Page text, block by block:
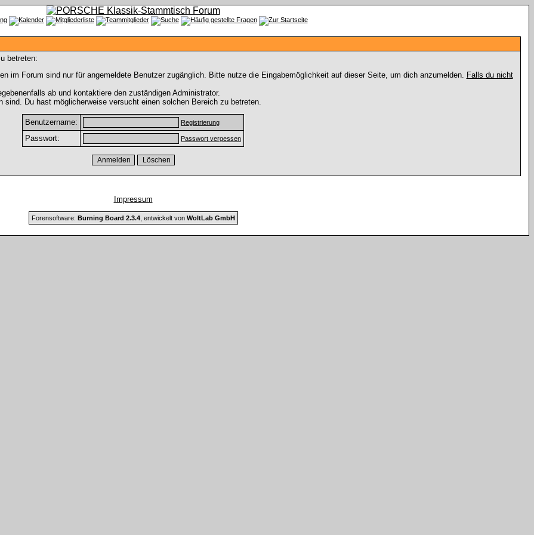
betreten:
im Forum sind nur für angemeldete Benutzer zugänglich. Bitte nutze die Eingabemöglichkeit auf dieser Seite, um dich anzumelden. Falls du nicht
ab und kontaktiere den zuständigen Administrator.
Du hast möglicherweise versucht einen solchen Bereich zu betreten.
Benutzername: Registrierung
Passwort: Passwort vergessen
Impressum
Forensoftware: Burning Board 2.3.4, entwickelt von WoltLab GmbH